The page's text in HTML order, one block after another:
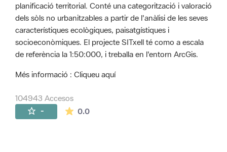
planificació territorial. Conté una categorització i valoració
dels sòls no urbanitzables a partir de l'anàlisi de les seves
característiques ecològiques, paisatgístiques i
socioeconòmiques. El projecte SITxell té como a escala
de referència la 1:50:000, i treballa en l'entorn ArcGis.
Més informació : Cliqueu aquí
104943 Accesos
- 0.0La valoración media es de 0 estrellas de